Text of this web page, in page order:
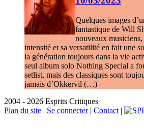
Quelques images
fantastique de Will
nouveaux
intensité et sa versatilité en fait une
la génération toujours dans la vie
seul album solo Nothing Special a
setlist, mais des classiques sont
jamais d’Okkervil (…)
2004 - 2026 Esprits Critiques
Plan du site | Se connecter| Contact |